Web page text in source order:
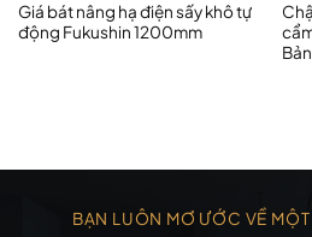
Giá bát nâng hạ điện sấy khô tự
động Fukushin 1200mm
BẠN LUÔN MƠ ƯỚC VỀ